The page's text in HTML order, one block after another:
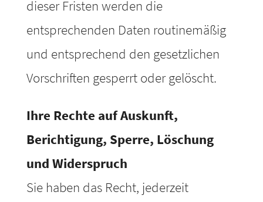
dieser Fristen werden die
entsprechenden Daten routinemäßig
und entsprechend den gesetzlichen
Vorschriften gesperrt oder gelöscht.
Ihre Rechte auf Auskunft,
Berichtigung, Sperre, Löschung
und Widerspruch
Sie haben das Recht, jederzeit